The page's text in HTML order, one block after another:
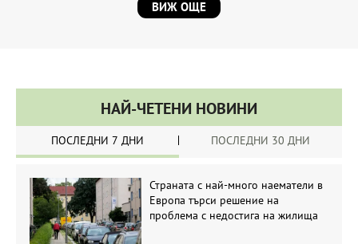
ВИЖ ОЩЕ
НАЙ-ЧЕТЕНИ НОВИНИ
ПОСЛЕДНИ 7 ДНИ ПОСЛЕДНИ 30 ДНИ
Страната с най-много наематели в
Европа търси решение на
проблема с недостига на жилища